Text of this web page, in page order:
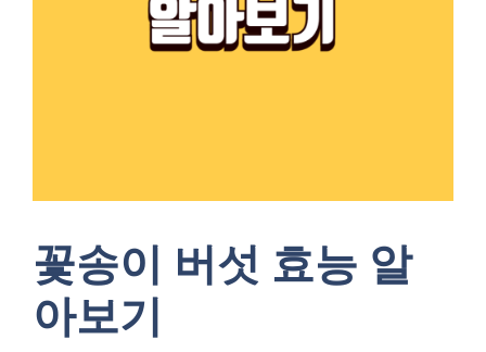
꽃송이 버섯 효능 알
아보기